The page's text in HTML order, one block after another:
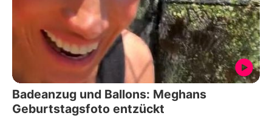
Badeanzug und Ballons: Meghans
Geburtstagsfoto entzückt